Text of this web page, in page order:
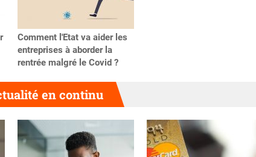
Comment l'Etat va aider les
entreprises à aborder la
rentrée malgré le Covid ?
en continu